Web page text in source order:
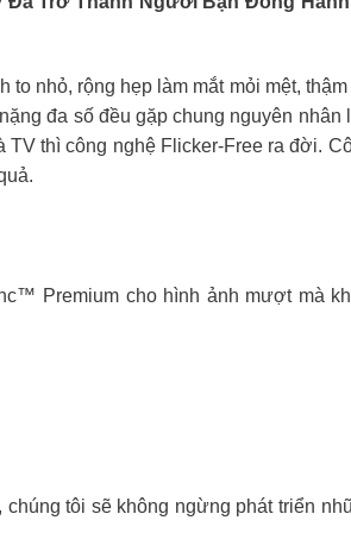
nhỏ, rộng hẹp làm mắt mỏi mệt,
đa số đều gặp chung nguyên
thì công nghệ Flicker-Free ra đời.
Premium cho hình ảnh mượt mà
tôi sẽ không ngừng phát triển